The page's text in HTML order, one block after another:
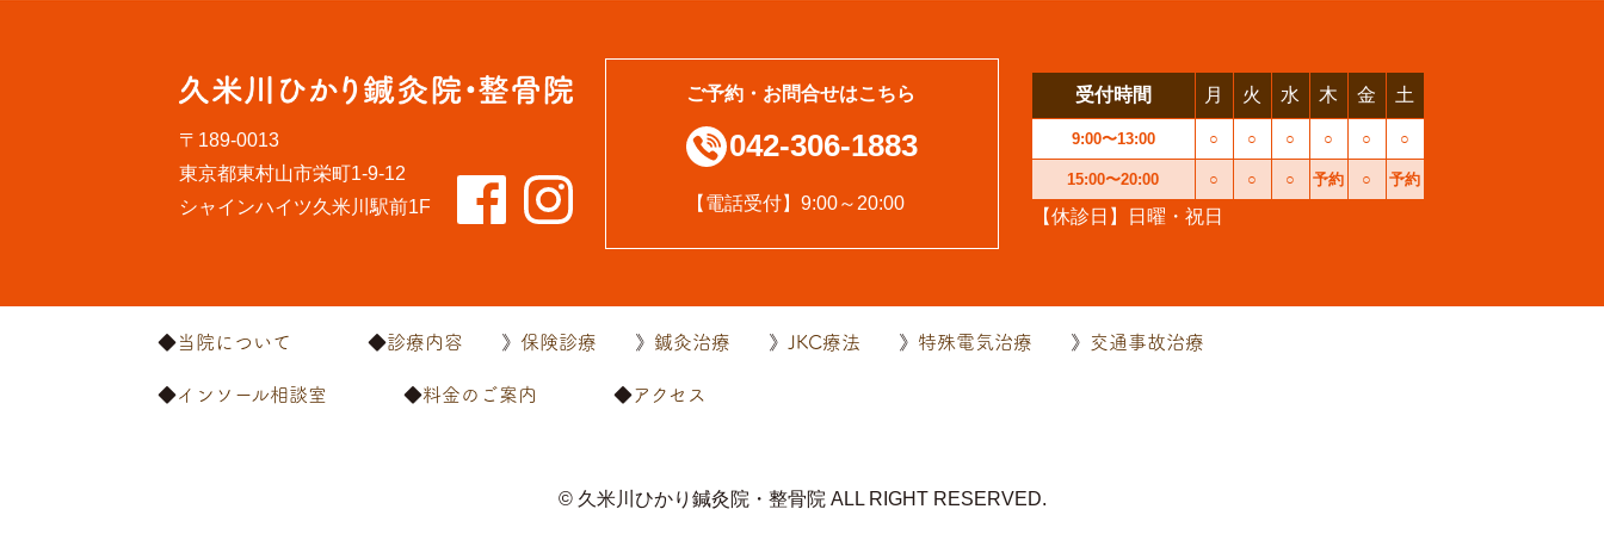
〒189-0013
東京都東村山市栄町1-9-12
シャインハイツ久米川駅前1F
ご予約・お問合せはこちら
042-306-1883
【電話受付】9:00～20:00
受付時間 月 火 水 木 金 土
9:00〜13:00 ○ ○ ○ ○ ○ ○
15:00〜20:00 ○ ○ ○ 予約 ○ 予約
【休診日】日曜・祝日
当院について 診療内容 保険診療 鍼灸治療 JKC療法 特殊電気治療 交通事故治療
インソール相談室 料金のご案内 アクセス
© 久米川ひかり鍼灸院・整骨院 ALL RIGHT RESERVED.